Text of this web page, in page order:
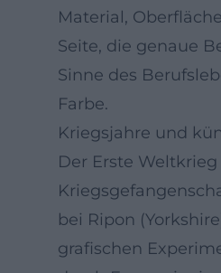
Material,
Seite, die genaue
Sinne des
Farbe.
Kriegsjahre und
Der Erste
bei Ripon
grafischen